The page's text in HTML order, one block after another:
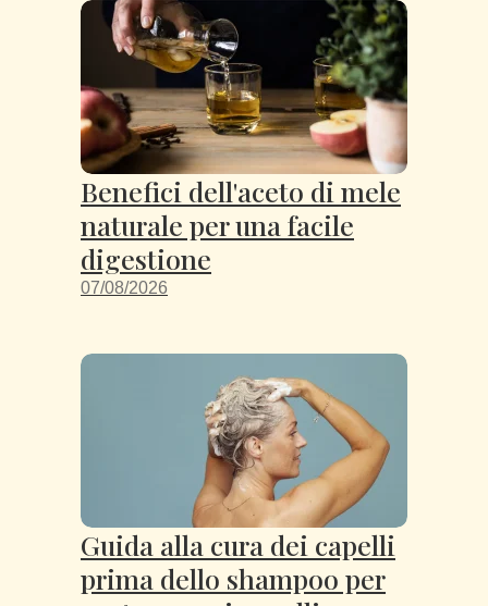
Benefici dell'aceto di mele
naturale per una facile
digestione
07/08/2026
Guida alla cura dei capelli
prima dello shampoo per